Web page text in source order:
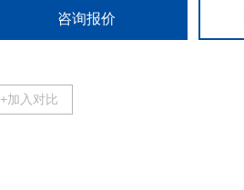
咨询报价
+加入对比